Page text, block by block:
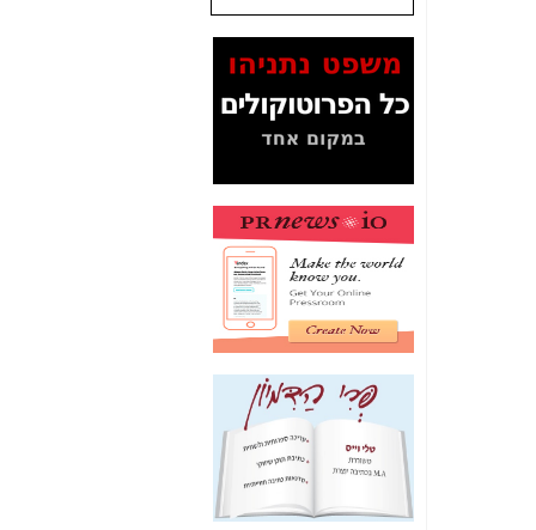
המסמכים בנושא בזק-
Yes (תיק 4000)
לאיש הלא נכון! -כאן
עובדות ומסמכים
האם ביבי כשר
תקשורת עזר לקב'
בזק? -כאן
מה מקור ה-Fake
News שהביא לתפירת
תיק לביבי והעלמת
החשודים הנכונים -כאן
אחת הרגליים של "תיק
4000 התפור"
התמוטטה היום
בניצחון (כפול) של בזק
כאן
איך כתבות מפנקות